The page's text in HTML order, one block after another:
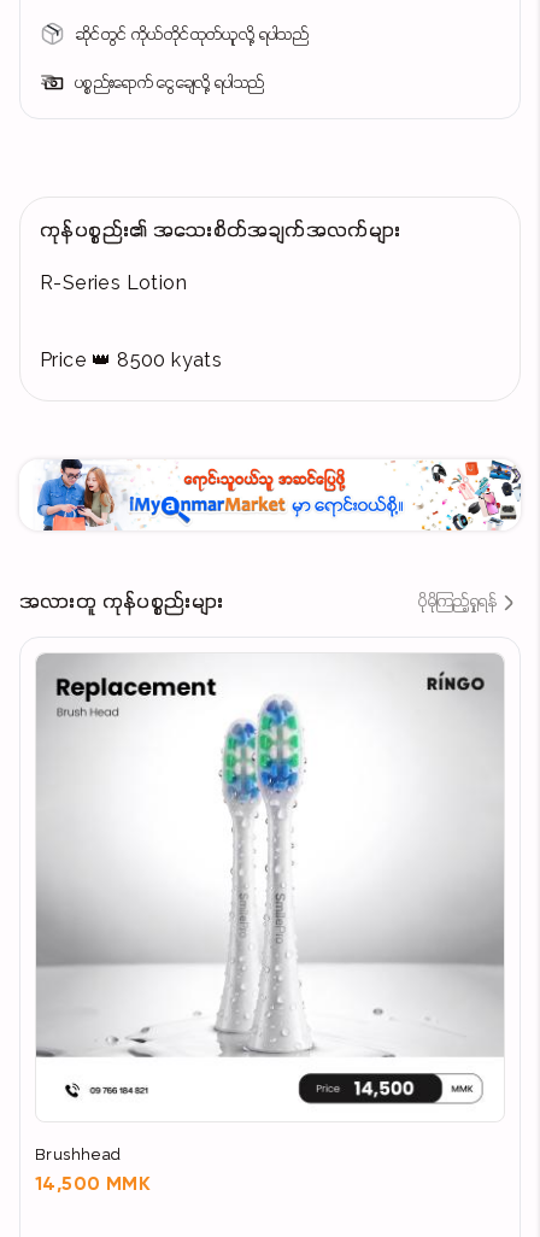
ဆိုင်တွင် ကိုယ်တိုင်ထုတ်ယူလို့ ရပါသည်
ပစ္စည်းရောက် ငွေချေလို့ ရပါသည်
ကုန်ပစ္စည်း၏ အသေးစိတ်အချက်အလက်များ
R-Series Lotion
Price 👑 8500 kyats
အလားတူ ကုန်ပစ္စည်းများ ပိုမိုကြည့်ရှုရန်
Brushhead
14,500 MMK